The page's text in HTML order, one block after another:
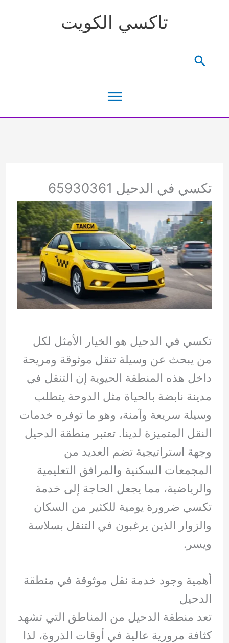
تاكسي الكويت
القائمة
البحث
تكسي في الدحيل 65930361
تكسي في الدحيل هو الخيار الأمثل لكل
من يبحث عن وسيلة تنقل موثوقة ومريحة
داخل هذه المنطقة الحيوية إن التنقل في
مدينة نابضة بالحياة مثل الدوحة يتطلب
وسيلة سريعة وآمنة، وهو ما توفره خدمات
النقل المتميزة لدينا. تعتبر منطقة الدحيل
وجهة استراتيجية تضم العديد من
المجمعات السكنية والمرافق التعليمية
والرياضية، مما يجعل الحاجة إلى خدمة
تكسي ضرورة يومية للكثير من السكان
والزوار الذين يرغبون في التنقل بسلاسة
ويسر.
أهمية وجود خدمة نقل موثوقة في منطقة
الدحيل
تعد منطقة الدحيل من المناطق التي تشهد
كثافة مرورية عالية في أوقات الذروة، لذا